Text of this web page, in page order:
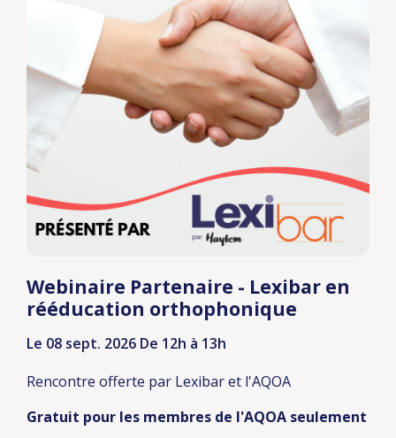
Webinaire Partenaire - Lexibar en
rééducation orthophonique
Le 08 sept. 2026 De 12h à 13h
Rencontre offerte par Lexibar et l'AQOA
Gratuit pour les membres de l'AQOA seulement